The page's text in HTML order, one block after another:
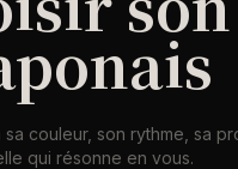
couleur, son rythme, sa
qui résonne en vous.